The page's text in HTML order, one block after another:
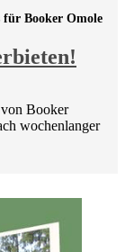
für Booker Omole
Booker
wochenlanger